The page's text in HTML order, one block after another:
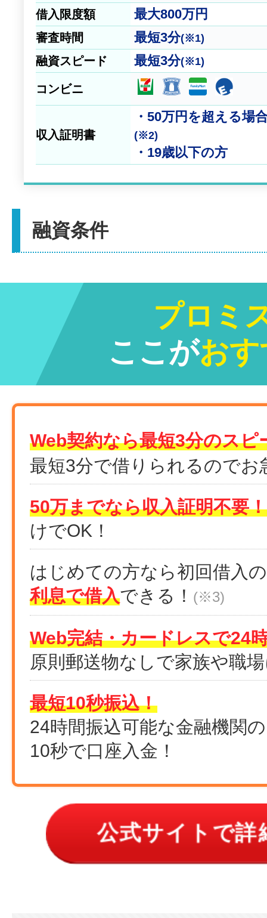
借入限度額 最大800万円
審査時間 最短3分(※1)
融資スピード 最短3分(※1)
コンビニ
収入証明書
・50万円を超える場
(※2)
・19歳以下の方
融資条件
プロミ
ここがおす
Web契約なら最短3分のスピ
最短3分で借りられるのでお
50万までなら収入証明不要！
けでOK！
はじめての方なら初回借入
利息で借入できる！ (※3)
Web完結・カードレスで24
原則郵送物なしで家族や職
最短10秒振込！
24時間振込可能な金融機関
10秒で口座入金！
公式サイトで詳